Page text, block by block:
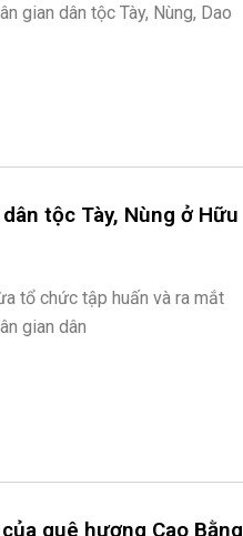
gian dân tộc Tày, Nùng, Dao
tộc Tày, Nùng ở Hữu
tổ chức tập huấn và ra mắt
gian dân
quê hương Cao Bằng